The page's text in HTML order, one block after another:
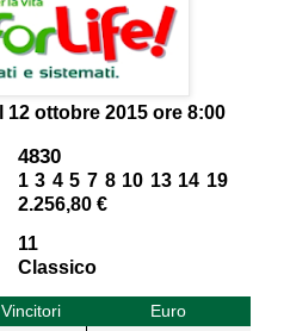
12 ottobre 2015 ore 8:00
4830
1 3 4 5 7 8 10 13 14 19
2.256,80 €
11
Classico
Vincitori
Euro